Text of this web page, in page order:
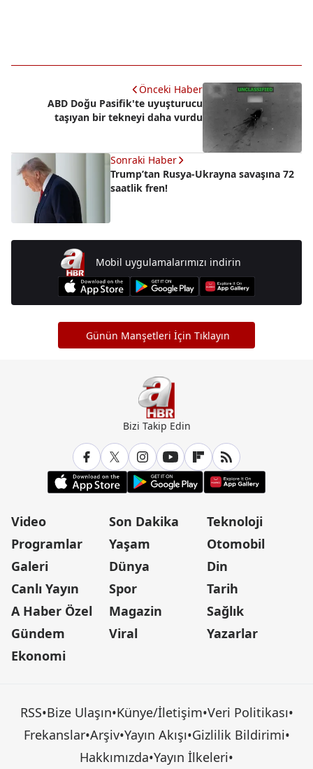
Önceki Haber
ABD Doğu Pasifik'te uyuşturucu
taşıyan bir tekneyi daha vurdu
Sonraki Haber
Trump’tan Rusya-Ukrayna savaşına 72
saatlik fren!
Mobil uygulamalarımızı indirin
Günün Manşetleri İçin Tıklayın
Bizi Takip Edin
Video
Programlar
Galeri
Canlı Yayın
A Haber Özel
Gündem
Ekonomi
Son Dakika
Yaşam
Dünya
Spor
Magazin
Viral
Teknoloji
Otomobil
Din
Tarih
Sağlık
Yazarlar
RSS•Bize Ulaşın•Künye/İletişim•Veri Politikası•
Frekanslar•Arşiv•Yayın Akışı•Gizlilik Bildirimi•
Hakkımızda•Yayın İlkeleri•